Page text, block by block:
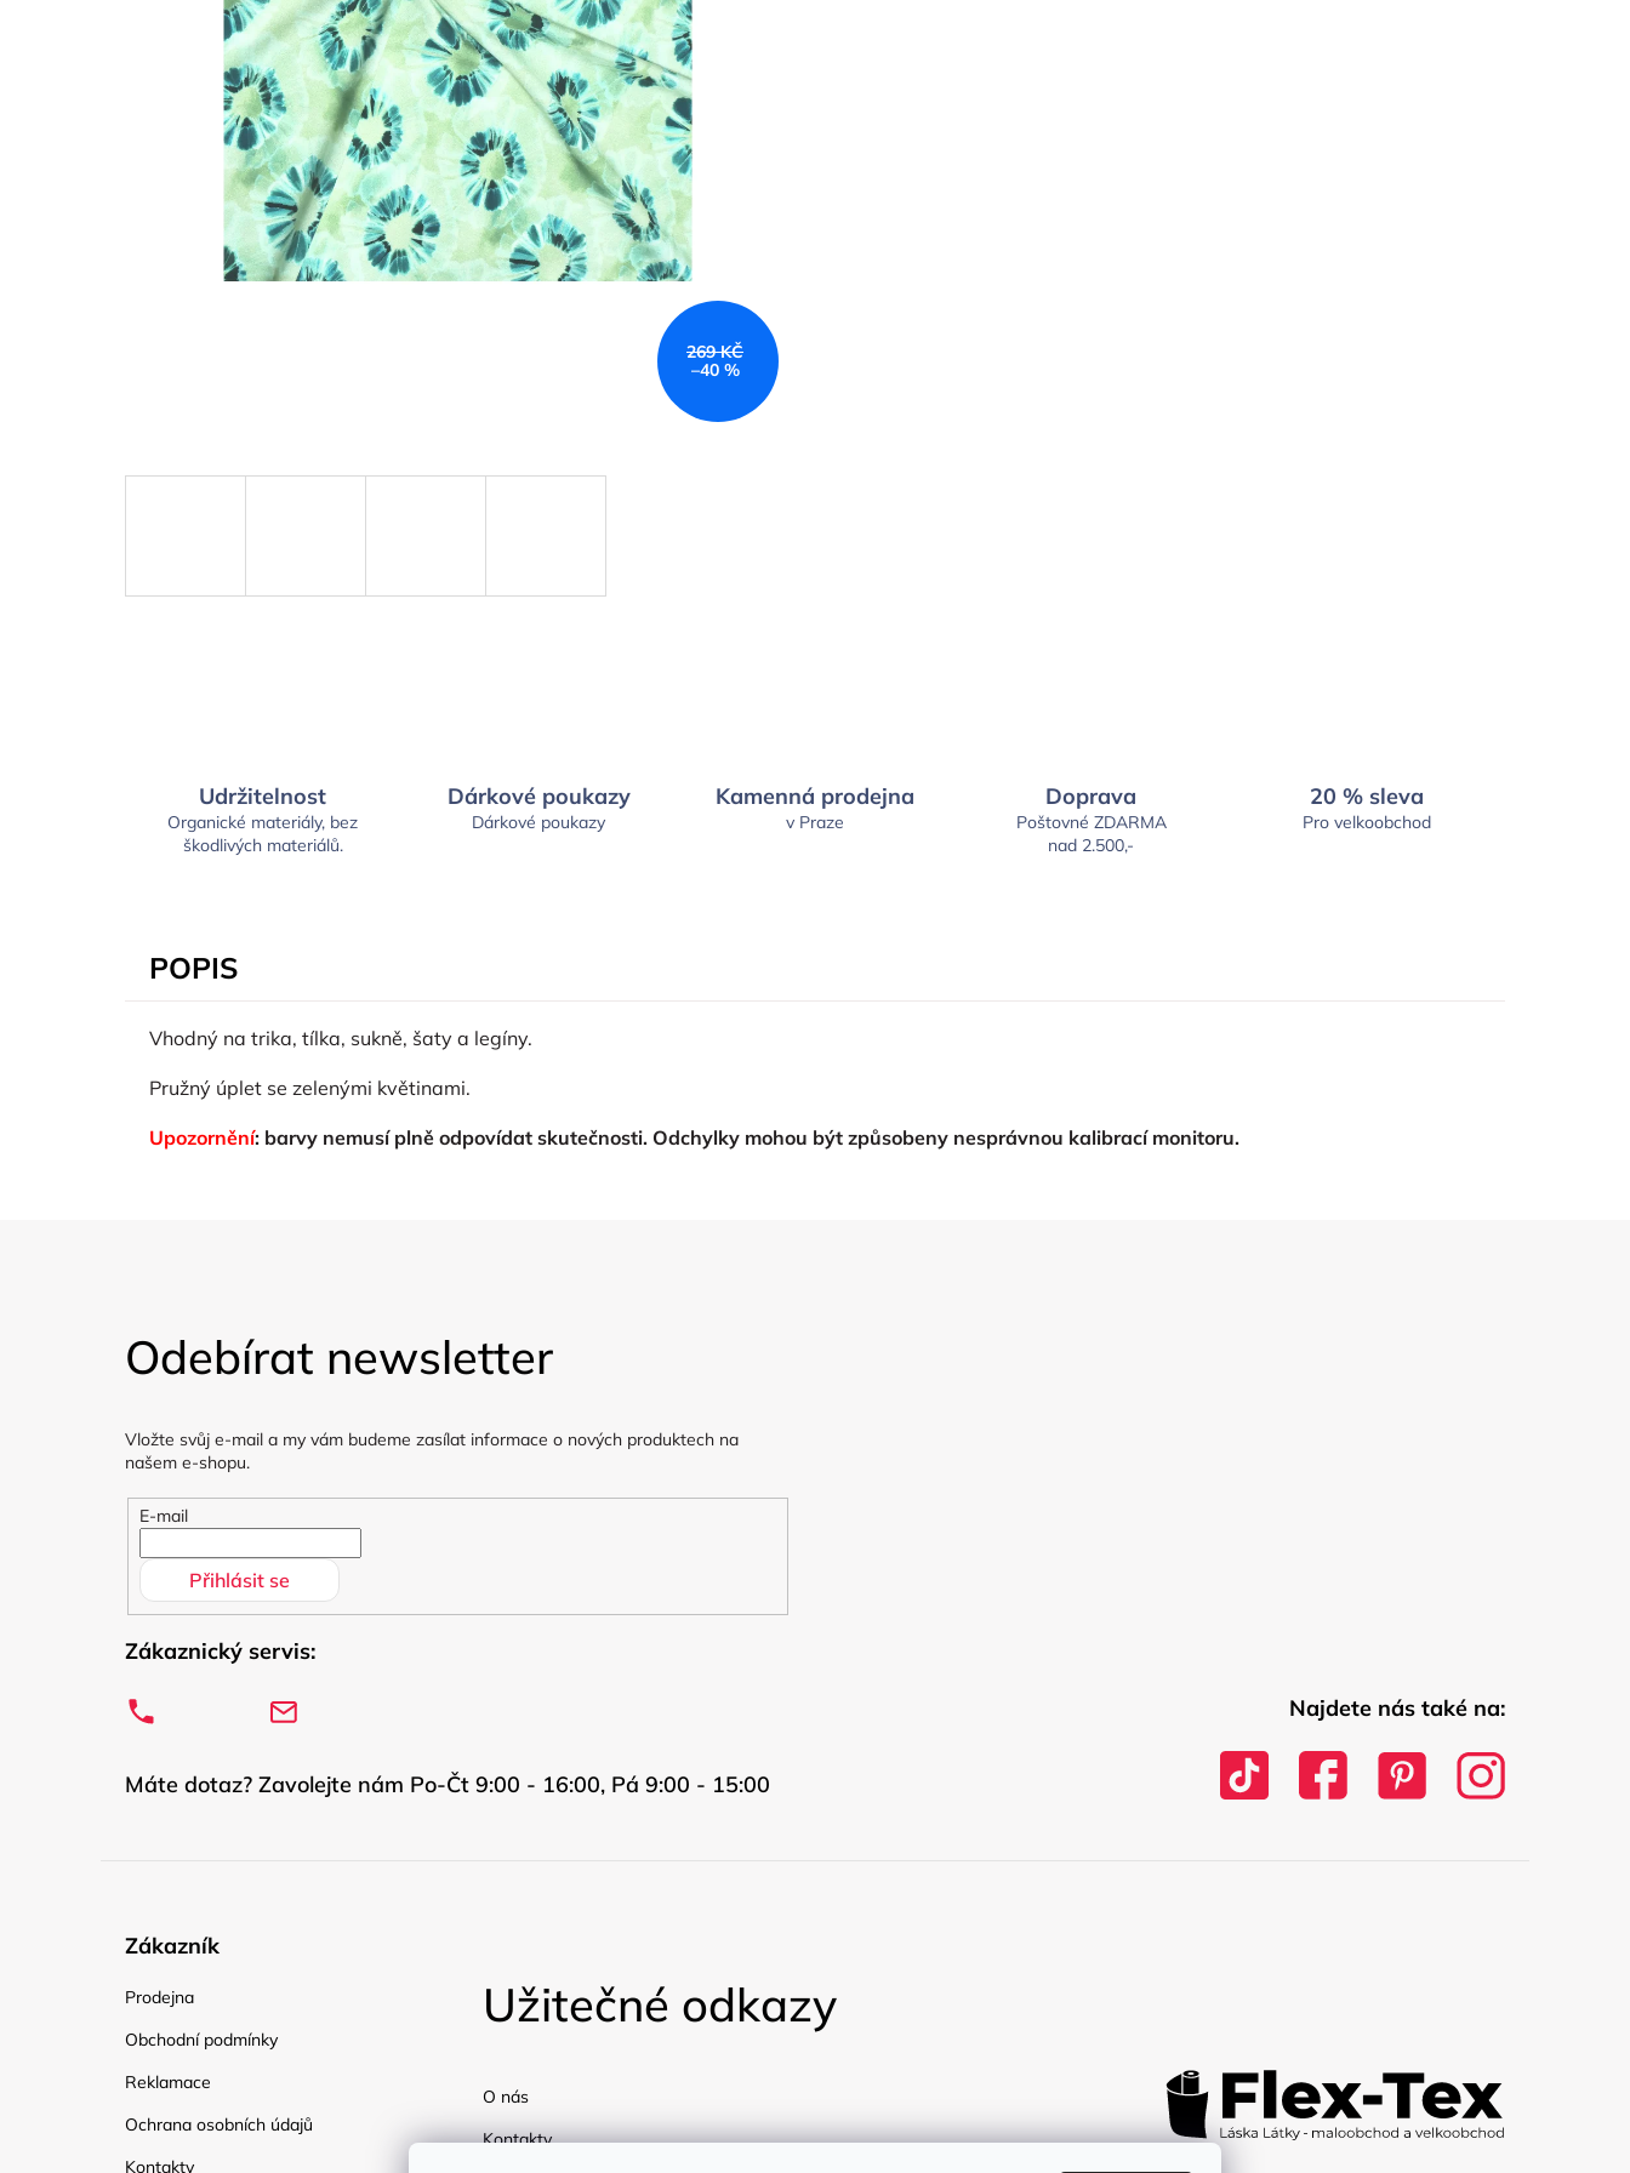
269 KČ
–40 %
Udržitelnost
Organické materiály, bez
škodlivých materiálů.
Dárkové poukazy
Dárkové poukazy
Kamenná prodejna
v Praze
Doprava
Poštovné ZDARMA
nad 2.500,-
20 % sleva
Pro velkoobchod
POPIS
Vhodný na trika, tílka, sukně, šaty a legíny.
Pružný úplet se zelenými květinami.
Upozornění: barvy nemusí plně odpovídat skutečnosti. Odchylky mohou být způsobeny nesprávnou kalibrací monitoru.
Odebírat newsletter
Vložte svůj e-mail a my vám budeme zasílat informace o nových produktech na
našem e-shopu.
E-mail
Přihlásit se
Zákaznický servis:
Máte dotaz? Zavolejte nám Po-Čt 9:00 - 16:00, Pá 9:00 - 15:00
Najdete nás také na:
Zákazník
Prodejna
Obchodní podmínky
Reklamace
Ochrana osobních údajů
Kontakty
Užitečné odkazy
O nás
Kontakty